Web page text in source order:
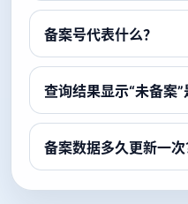
备案号代表什么？
查询结果显示“未备案”
备案数据多久更新一次